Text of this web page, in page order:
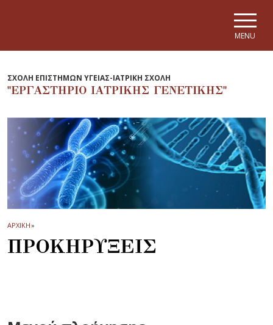
MENU
ΣΧΟΛΗ ΕΠΙΣΤΗΜΩΝ ΥΓΕΙΑΣ-ΙΑΤΡΙΚΗ ΣΧΟΛΗ
"ΕΡΓΑΣΤΗΡΙΟ ΙΑΤΡΙΚΗΣ ΓΕΝΕΤΙΚΗΣ"
ΑΡΧΙΚΗ»
ΠΡΟΚΗΡΥΞΕΙΣ